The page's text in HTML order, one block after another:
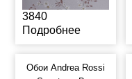
3840
Подробнее
Обои Andrea Rossi